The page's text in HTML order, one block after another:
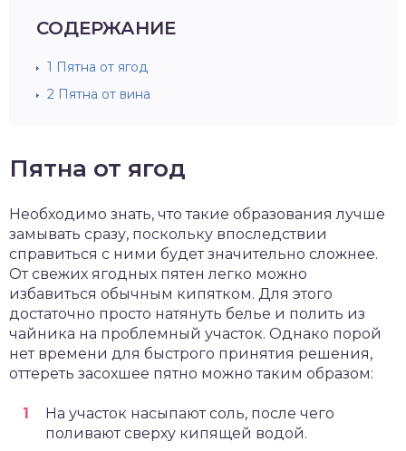
СОДЕРЖАНИЕ
1 Пятна от ягод
2 Пятна от вина
Пятна от ягод
Необходимо знать, что такие образования лучше
замывать сразу, поскольку впоследствии
справиться с ними будет значительно сложнее.
От свежих ягодных пятен легко можно
избавиться обычным кипятком. Для этого
достаточно просто натянуть белье и полить из
чайника на проблемный участок. Однако порой
нет времени для быстрого принятия решения,
оттереть засохшее пятно можно таким образом:
На участок насыпают соль, после чего
поливают сверху кипящей водой.